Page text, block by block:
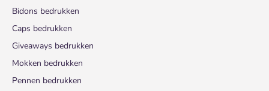
Bidons bedrukken
Caps bedrukken
Giveaways bedrukken
Mokken bedrukken
Pennen bedrukken